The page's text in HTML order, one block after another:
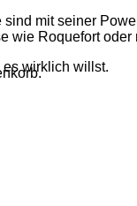
mit seiner
wie Roquefort oder
es wirklich willst.